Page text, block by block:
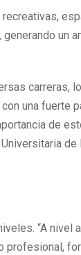
un
carreras,
una fuerte
de
de
“A nivel
profesional,